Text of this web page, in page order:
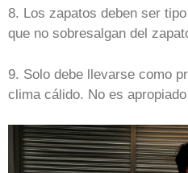
8. Los zapatos deben ser
que no sobresalgan del
9. Solo debe llevarse como
clima cálido. No es